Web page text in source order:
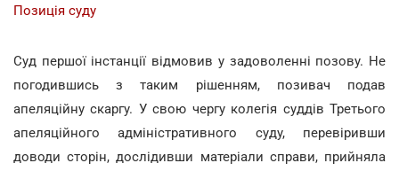
Позиція суду
Суд першої інстанції відмовив у задоволенні позову. Не
погодившись з таким рішенням, позивач подав
апеляційну скаргу. У свою чергу колегія суддів Третього
апеляційного адміністративного суду, перевіривши
доводи сторін, дослідивши матеріали справи, прийняла